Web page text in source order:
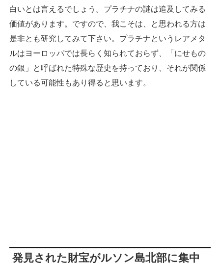
白いとは言えるでしょう。プラチナの謎は追及してみる
価値があります。ですので、我こそは、と思われる方は
是非とも研究してみて下さい。プラチナというレアメタ
ルはヨーロッパでは長らく知られておらず、「にせもの
の銀」と呼ばれた特殊な歴史を持っており、それが関係
している可能性もあり得ると思います。
発見された財宝がルソン島北部に集中